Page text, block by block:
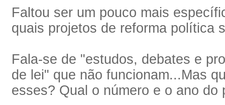
Faltou ser um pouco mais
quais projetos de reforma política
Fala-se de "estudos, debates e
de lei" que não funcionam...Mas
esses? Qual o número e o ano do